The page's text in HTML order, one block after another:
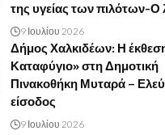
της υγείας των πιλότων-Ο
9 Ιουλίου 2026
Δήμος Χαλκιδέων: Η
Καταφύγιο» στη Δημοτική
Πινακοθήκη Μυταρά –
είσοδος
9 Ιουλίου 2026